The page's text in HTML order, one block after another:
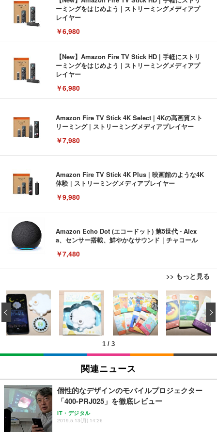
ーミングをはじめよう | ストリーミングメディアプ
レイヤー
￥6,980
【New】Amazon Fire TV Stick HD | 手軽にストリ
ーミングをはじめよう | ストリーミングメディアプ
レイヤー
￥6,980
Amazon Fire TV Stick 4K Select | 4Kの高画質スト
リーミング | ストリーミングメディアプレイヤー
￥7,980
Amazon Fire TV Stick 4K Plus | 映画館のような4K
体験 | ストリーミングメディアプレイヤー
￥9,980
Amazon Echo Dot (エコードット) 第5世代 - Alex
a、センサー搭載、鮮やかなサウンド｜チャコール
￥7,480
>> もっと見る
[EdoErgo] オフィスチェア 椅子 テレワーク 疲れな
い 跳ね上げ式アームレスト コンパクト 約105度ロッ
キング pc 事務椅子 360度回転 座面昇降 強化ナイロ
ン樹脂ベース 通気性メッシュ 在宅ワーク H-WY01
(黒網+黒枠+黒足)
￥5,699
SIHOO B100 オフィスチェア／デスクチェア メッシ
ュチェア 人間工学 疲れない ブラック
￥27,999
Sezlife オフィスチェア デスクチェア 疲れない テレ
ワーク チェア 強化バックレスト 30度ロッキング機
能 人間工学 椅子 腰サポート 90度跳ね上げ式アーム
EIZO ビジネス向けプレミアムモニター | FlexScan
EV3240X-WT | 31.5型4K UHD・USB Type-C・ホワ
イト
￥105,595
EIZO ビジネス向けプレミアムモニター | FlexScan
【純正品】27"ゲーミングモニター DualSense 充電
フック付き（CFI-ZDM1J）
Amazonベーシック ペットシーツ 薄型 レギュラー 1
回使い捨て 無香料 ホワイト 300枚
￥3,373
Amazonベーシック ペットシーツ 厚型 ワイド 42枚
x2袋(84枚) ホワイト(吸収面:ライトブルー)
￥3,234
ネオ・ルーライフ ネオ・オムツ L 中型犬用 26枚入
り 単品
1 / 3
‹
関連ニュース
個性的なデザインのモバイルプロジェクター
「400-PRJ025」を徹底レビュー
IT・デジタル
2019.5.13(月) 14:26